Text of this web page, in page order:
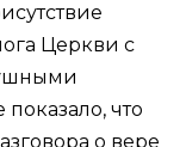
Церкви с
что
о вере